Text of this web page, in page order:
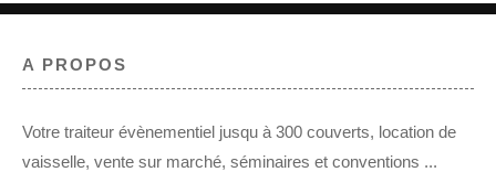
A PROPOS
Votre traiteur évènementiel jusqu à 300 couverts, location de
vaisselle, vente sur marché, séminaires et conventions ...